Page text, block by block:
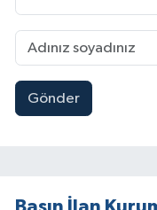
Gönder